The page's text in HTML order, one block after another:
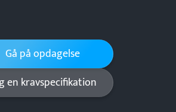
Gå på opdagelse
en kravspecifikation